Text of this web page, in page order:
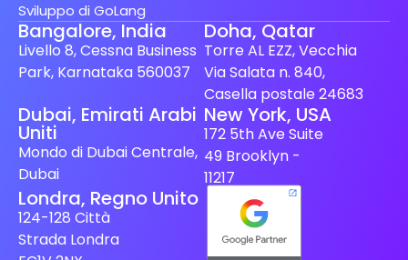
Sviluppo di GoLang
Bangalore, India
Livello 8, Cessna Business
Park, Karnataka 560037
Doha, Qatar
Torre AL EZZ, Vecchia
Via Salata n. 840,
Casella postale 24683
Dubai, Emirati Arabi
Uniti
Mondo di Dubai Centrale,
Dubai
New York, USA
172 5th Ave Suite
49 Brooklyn -
11217
Londra, Regno Unito
124-128 Città
Strada Londra
Japanese
Dutch
Spanish (Spain)